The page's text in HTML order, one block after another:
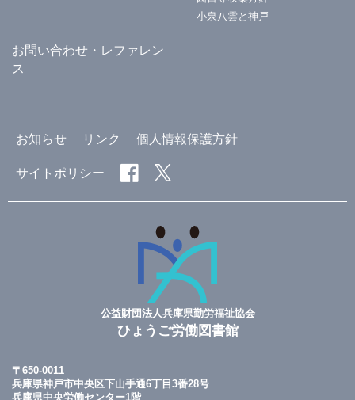
小泉八雲と神戸
お問い合わせ・レファレン
ス
お知らせ リンク 個人情報保護方針
サイトポリシー
公益財団法人兵庫県勤労福祉協会
ひょうご労働図書館
〒650-0011
兵庫県神戸市中央区下山手通6丁目3番28号
兵庫県中央労働センター1階